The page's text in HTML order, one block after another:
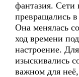
фантазия.
превращались
Она менялась
ход времени
настроение.
изыскивались
важном для